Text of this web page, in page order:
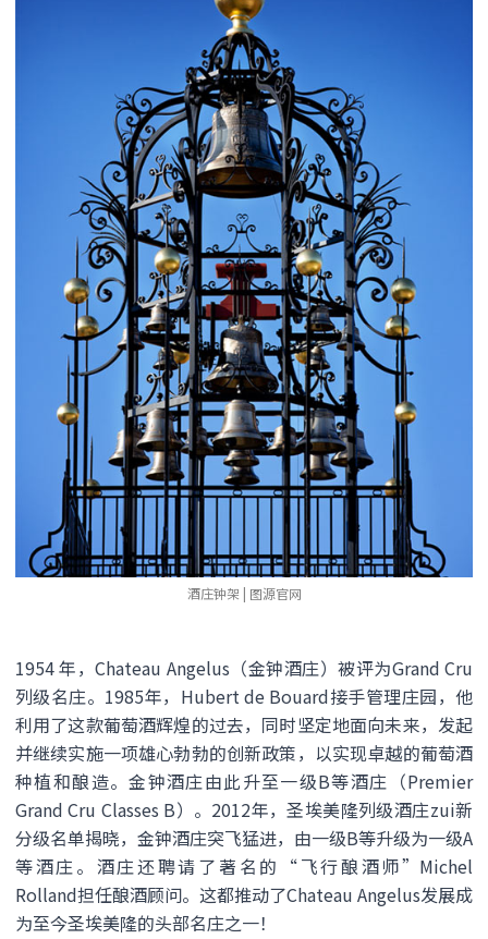
酒庄钟架 | 图源官网
1954 年，Chateau Angelus（金钟酒庄）被评为Grand Cru
列级名庄。1985年，Hubert de Bouard接手管理庄园，他
利用了这款葡萄酒辉煌的过去，同时坚定地面向未来，发起
并继续实施一项雄心勃勃的创新政策，以实现卓越的葡萄酒
种植和酿造。金钟酒庄由此升至一级B等酒庄（Premier
Grand Cru Classes B）。2012年，圣埃美隆列级酒庄zui新
分级名单揭晓，金钟酒庄突飞猛进，由一级B等升级为一级A
等酒庄。酒庄还聘请了著名的“飞行酿酒师”Michel
Rolland担任酿酒顾问。这都推动了Chateau Angelus发展成
为至今圣埃美隆的头部名庄之一！